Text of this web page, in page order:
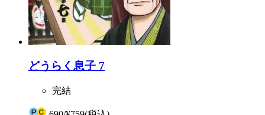
どうらく息子 7
完結